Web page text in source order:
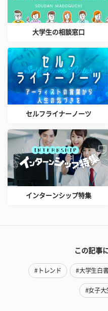
大学生の相談窓口
セルフライナーノーツ
インターンシップ特集
この記事
#トレンド #大学生白
#女子大